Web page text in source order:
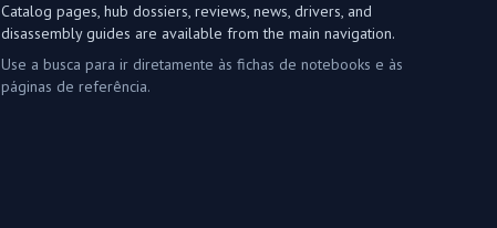
Catalog pages, hub dossiers, reviews, news, drivers, and
disassembly guides are available from the main navigation.
Use a busca para ir diretamente às fichas de notebooks e às
páginas de referência.